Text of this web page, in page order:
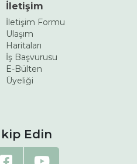
İletişim
İletişim Formu
Ulaşım
Haritaları
İş Başvurusu
E-Bülten
Üyeliği
Edin